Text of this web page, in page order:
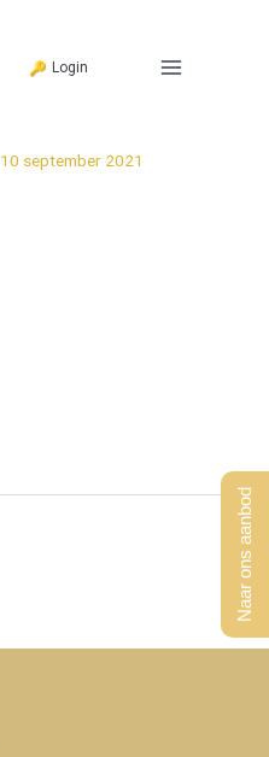
Login
10 september 2021
Naar ons aanbod